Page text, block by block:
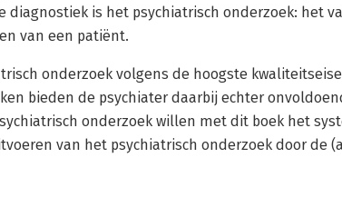
diagnostiek is het psychiatrisch onderzoek: het
van een patiënt.
onderzoek volgens de hoogste
bieden de psychiater daarbij echter
onderzoek willen met dit boek het
van het psychiatrisch onderzoek door de